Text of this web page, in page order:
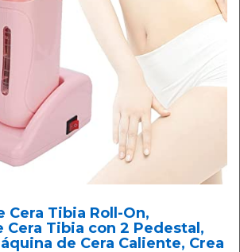
Cera Tibia Roll-On,
Cera Tibia con 2 Pedestal,
de Cera Caliente, Crea